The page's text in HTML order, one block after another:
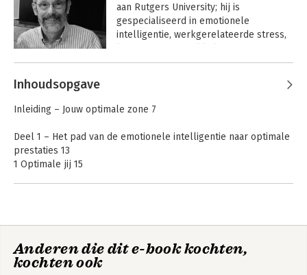
Emotionele
intelligentie
aan Rutgers University; hij is
gespecialiseerd in emotionele
intelligentie, werkgerelateerde stress,
organisatieverandering.
Andere boeken door Cary Cherniss
Optimaal Optimal
Inhoudsopgave
Inleiding – Jouw optimale zone 7
Deel 1 – Het pad van de emotionele intelligentie naar optimale
prestaties 13
1 Optimale jij 15
5 Beheer jezelf 62
6 Van burn-out naar veerkracht 77
Anderen die dit e-book kochten,
kochten ook